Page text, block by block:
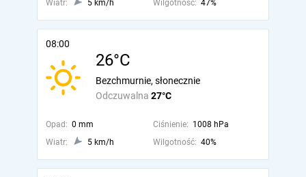
Wiatr: 5 km/h Wilgotność: 47%
08:00
26°C
Odczuwalna 27°C
Bezchmurnie, słonecznie
Opad: 0 mm Ciśnienie: 1008 hPa
Wiatr:
5 km/h Wilgotność: 40%